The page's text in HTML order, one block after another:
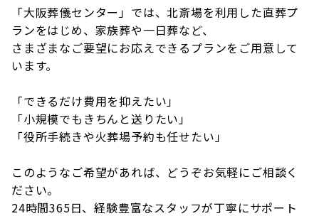
「大阪葬儀センター」では、北斎場を利用した直葬プ
ランをはじめ、家族葬や一日葬など、
さまざまなご要望にお応えできるプランをご用意して
います。
「できるだけ費用を抑えたい」
「小規模でもきちんと送りたい」
「役所手続きや火葬場予約も任せたい」
このようなご希望があれば、どうぞお気軽にご相談く
ださい。
24時間365日、経験豊富なスタッフが丁寧にサポート